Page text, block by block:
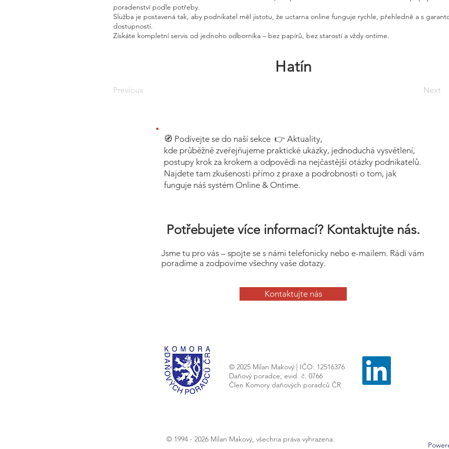
poradenství podle potřeby.
Služba je postavená tak, aby podnikatel měl jistotu, že uctarna online funguje rychle, přehledně a s
dostupností.
Získáte kompletní servis od jednoho odborníka – bez papírů, bez starostí a vždy ontime.
Hatín
Previous Next
🧭 Podívejte se do naší sekce 👉 Aktuality,
kde průběžně zveřejňujeme praktické ukázky, jednoduchá vysvětlení,
postupy krok za krokem a odpovědi na nejčastější otázky podnikatelů.
Najdete tam zkušenosti přímo z praxe a podrobnosti o tom, jak
funguje náš systém Online & Ontime.
Potřebujete více informací? Kontaktujte nás.
Jsme tu pro vás – spojte se s námi telefonicky nebo e-mailem. Rádi vám
poradíme a zodpovíme všechny vaše dotazy.
Kontaktujte nás
© 2025 Milan Makový | IČO: 12516376
Daňový poradce, evid. č. 0766
Člen Komory daňových poradců ČR
© 1994 - 2026 Milan Makový, všechna práva vyhrazena.